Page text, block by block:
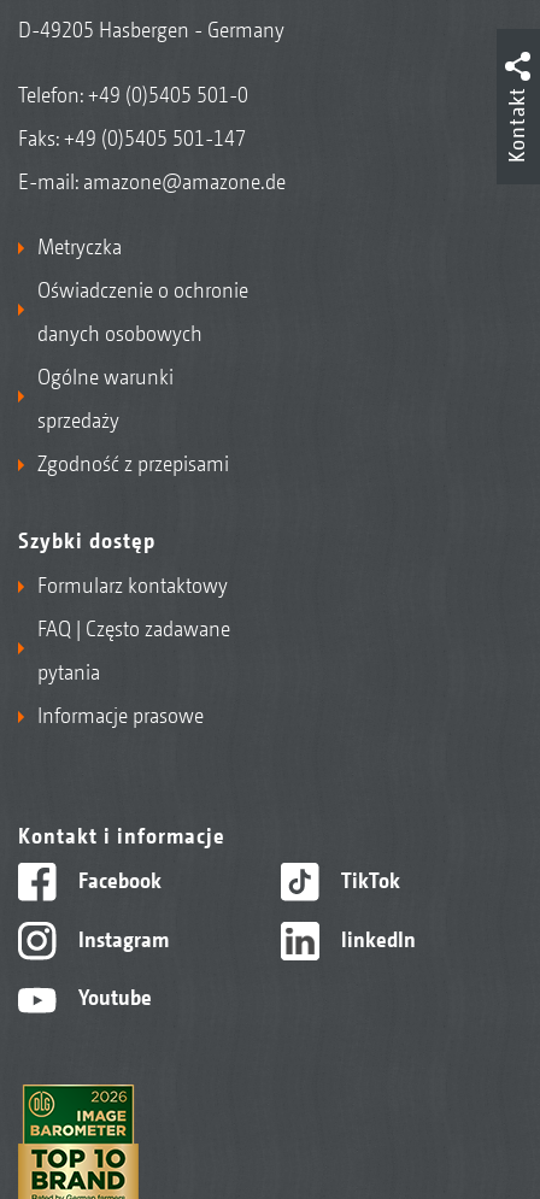
D-49205 Hasbergen - Germany
Telefon:+49 (0)5405 501-0
Faks: +49 (0)5405 501-147
E-mail: amazone@amazone.de
Metryczka
Oświadczenie o ochronie
danych osobowych
Ogólne warunki
sprzedaży
Zgodność z przepisami
Szybki dostęp
Formularz kontaktowy
FAQ | Często zadawane
pytania
Informacje prasowe
Kontakt i informacje
Facebook
Instagram
Youtube
TikTok
linkedIn
Kontakt